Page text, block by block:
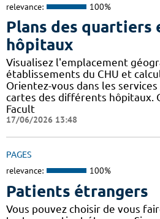
relevance: 100%
Plans des quartiers
hôpitaux
Visualisez l'emplacement
établissements du CHU et
Orientez-vous dans les services
cartes des différents hôpitaux.
Facult
17/06/2026 13:48
PAGES
relevance: 100%
Patients étrangers
Vous pouvez choisir de vous